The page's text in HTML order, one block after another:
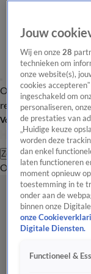
Overzicht Laatste
redactie
Volg Hart van Nederland
Zoeken
OverzichtRegio
Jouw
Wij en onze28
technieken om
onze website(s),
cookies
ingeschakeld om
personaliseren,
de prestaties van
„Huidige keuze
worden deze
dan enkel
laten functioneren
moment opnieuw
toestemming in te
onder aan de
binnen onze
onze
Digitale Diensten.
Functioneel &